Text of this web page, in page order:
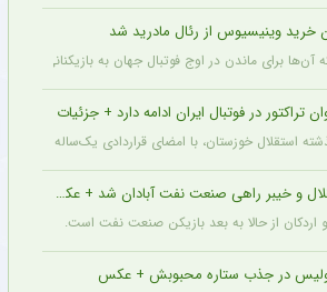
خرید وینیسیوس از رئال مادرید شد
که آن‌ها برای ماندن در اوج فوتبال جهان به بازیکنانی در
تراکتور در فوتبال ایران ادامه دارد + جزئیات
استقلال خوزستان، با امضای قراردادی یک‌ساله بار
و خیبر راهی صنعت نفت آبادان شد + عکس
از حالا به بعد بازیکن صنعت نفت است.
در جذب ستاره محبوبش + عکس